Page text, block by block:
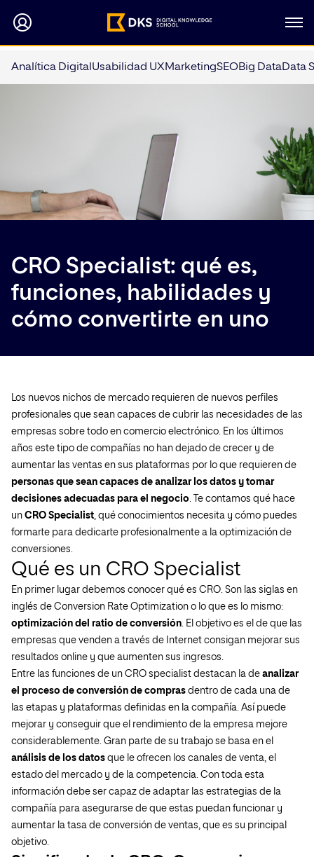
Analítica Digital Usabilidad UXMarketingSEOBig DataData
CRO Specialist: qué es,
funciones, habilidades y
cómo convertirte en uno
Los nuevos nichos de mercado requieren de nuevos perfiles
profesionales que sean capaces de cubrir las necesidades de las
empresas sobre todo en comercio electrónico. En los últimos
años este tipo de compañías no han dejado de crecer y de
aumentar las ventas en sus plataformas por lo que requieren de
personas que sean capaces de analizar los datos y tomar
decisiones adecuadas para el negocio. Te contamos qué hace
un CRO Specialist, qué conocimientos necesita y cómo puedes
formarte para dedicarte profesionalmente a la optimización de
conversiones.
Qué es un CRO Specialist
En primer lugar debemos conocer qué es CRO. Son las siglas en
inglés de Conversion Rate Optimization o lo que es lo mismo:
optimización del ratio de conversión. El objetivo es el de que las
empresas que venden a través de Internet consigan mejorar sus
resultados online y que aumenten sus ingresos.
Entre las funciones de un CRO specialist destacan la de analizar
el proceso de conversión de compras dentro de cada una de
las etapas y plataformas definidas en la compañía. Así puede
mejorar y conseguir que el rendimiento de la empresa mejore
considerablemente. Gran parte de su trabajo se basa en el
análisis de los datos que le ofrecen los canales de venta, el
estado del mercado y de la competencia. Con toda esta
información debe ser capaz de adaptar las estrategias de la
compañía para asegurarse de que estas puedan funcionar y
aumentar la tasa de conversión de ventas, que es su principal
objetivo.